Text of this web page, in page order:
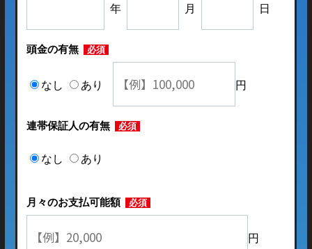
年 月 日
頭金の有無 必須
なし あり 円
連帯保証人の有無 必須
なし あり
月々のお支払可能額 必須
円